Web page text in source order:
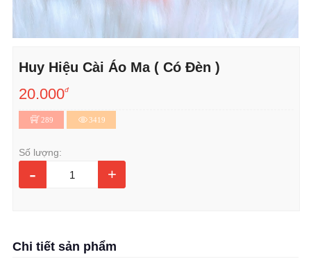
Huy Hiệu Cài Áo Ma ( Có Đèn )
20.000đ
289 3419
Số lượng:
- +
Chi tiết sản phẩm